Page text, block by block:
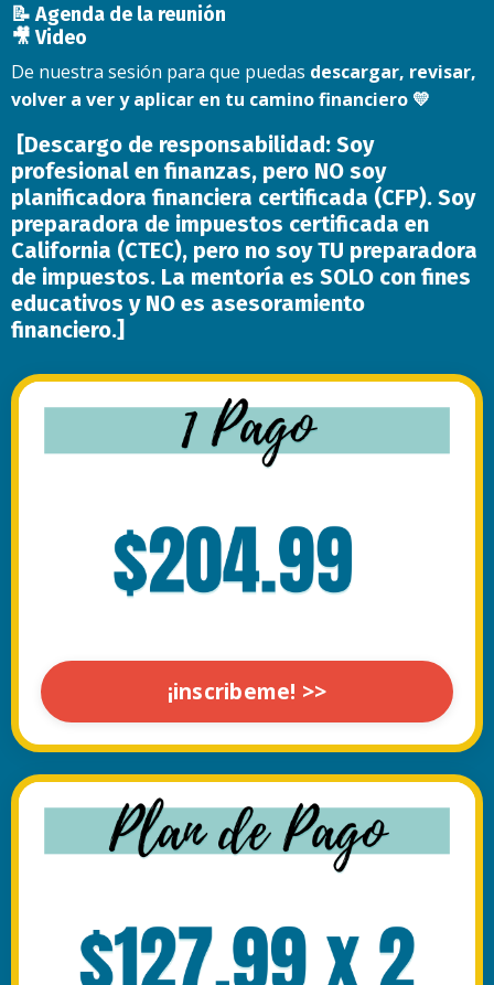
📝 Agenda de la reunión
🎥 Video
De nuestra sesión para que puedas descargar, revisar,
volver a ver y aplicar en tu camino financiero 💛
[Descargo de responsabilidad: Soy
profesional en finanzas, pero NO soy
planificadora financiera certificada (CFP). Soy
preparadora de impuestos certificada en
California (CTEC), pero no soy TU preparadora
de impuestos. La mentoría es SOLO con fines
educativos y NO es asesoramiento
financiero.]
¡inscribeme! >>